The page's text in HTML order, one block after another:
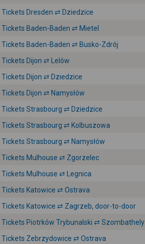
Tickets Dresden ⇄ Dziedzice
Tickets Baden-Baden ⇄ Mietel
Tickets Baden-Baden ⇄ Busko-Zdrój
Tickets Dijon ⇄ Lelów
Tickets Dijon ⇄ Dziedzice
Tickets Dijon ⇄ Namysłów
Tickets Strasbourg ⇄ Dziedzice
Tickets Strasbourg ⇄ Kolbuszowa
Tickets Strasbourg ⇄ Namysłów
Tickets Mulhouse ⇄ Zgorzelec
Tickets Mulhouse ⇄ Legnica
Tickets Katowice ⇄ Ostrava
Tickets Katowice ⇄ Zagrzeb, door-to-door
Tickets Piotrków Trybunalski ⇄ Szombathely
Tickets Zebrzydowice ⇄ Ostrava